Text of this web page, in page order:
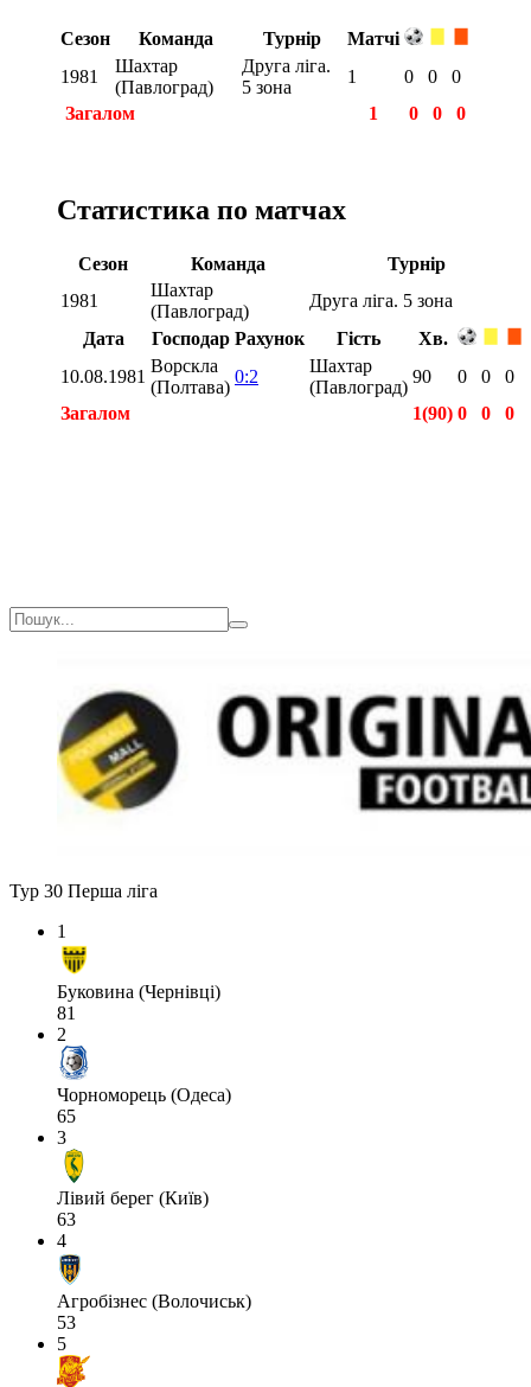
Сезон Команда Турнір
Матчі
1981
Шахтар
(Павлоград)
Друга ліга.
5 зона
1 0 0
0
Загалом
1 0 0 0
Статистика по матчах
Сезон Команда
Турнір
1981
Шахтар
(Павлоград)
Друга ліга. 5 зона
Дата
Господар Рахунок Гість
Хв.
10.08.1981
Ворскла
(Полтава)
0:2
Шахтар
(Павлоград)
90 0 0
0
Загалом
1(90) 0 0
0
Тур 30 Перша ліга
1
Буковина (Чернівці)
81
2
Чорноморець (Одеса)
65
3
Лівий берег (Київ)
63
4
Агробізнес (Волочиськ)
53
5